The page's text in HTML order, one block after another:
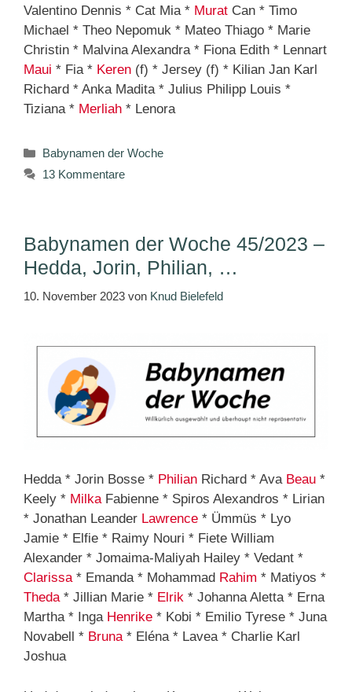
Valentino Dennis * Cat Mia * Murat Can * Timo
Michael * Theo Nepomuk * Mateo Thiago * Marie
Christin * Malvina Alexandra * Fiona Edith * Lennart
Maui * Fia * Keren (f) * Jersey (f) * Kilian Jan Karl
Richard * Anka Madita * Julius Philipp Louis *
Tiziana * Merliah * Lenora
Kategorien
Babynamen der Woche
13 Kommentare
Babynamen der Woche 45/2023 –
Hedda, Jorin, Philian, …
10. November 2023 von Knud Bielefeld
Hedda * Jorin Bosse * Philian Richard * Ava Beau *
Keely * MilkaFabienne * Spiros Alexandros * Lirian
* Jonathan Leander Lawrence * Ümmüs * Lyo
Jamie * Elfie * Raimy Nouri * Fiete William
Alexander * Jomaima-Maliyah Hailey * Vedant *
Clarissa* Emanda * Mohammad Rahim * Matiyos *
Theda* Jillian Marie * Elrik * Johanna Aletta * Erna
Martha * Inga Henrike * Kobi * Emilio Tyrese * Juna
Novabell * Bruna* Eléna * Lavea * Charlie Karl
Joshua